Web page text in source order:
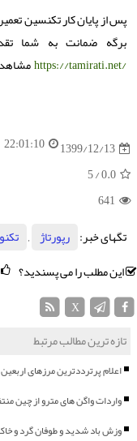
پس از پایان کار تکنسین تعمیر
برگه ضمانت به شما
https://tamirati.net/مشاهده
1399/12/13
22:01:10
0.0
/ 5
641
تگهای خبر:
رپورتاژ ,
این مطلب را می پسندید؟
تازه ترین مطالب مرتبط
اعلام پرترددترین مرزهای اربعین
واردات واگن های مترو از چین
وزش باد شدید و طوفان گرد و خاک